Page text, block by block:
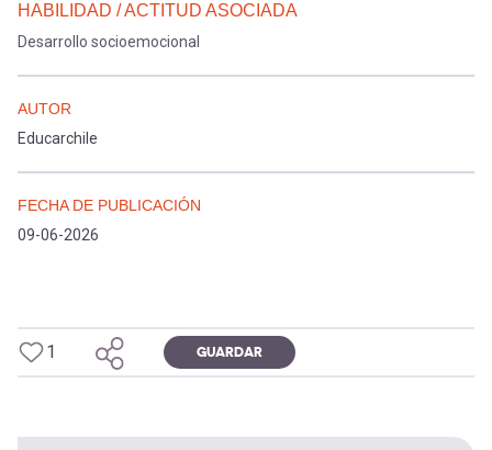
HABILIDAD / ACTITUD ASOCIADA
Desarrollo socioemocional
AUTOR
Educarchile
FECHA DE PUBLICACIÓN
09-06-2026
1 GUARDAR